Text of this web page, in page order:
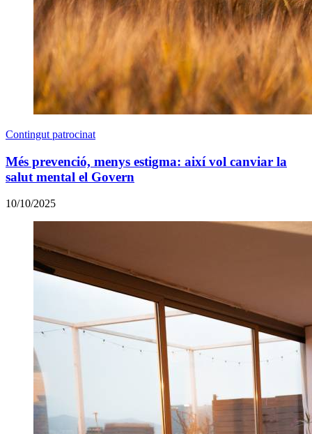
Contingut patrocinat
Més prevenció, menys estigma: així vol canviar la
salut mental el Govern
10/10/2025